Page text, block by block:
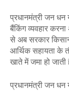
प्रधानमंत्री जन धन
बैंकिंग व्यवहार
से अब सरकार
आर्थिक सहायता के
खाते में जमा हो जाती
प्रधानमंत्री जन धन